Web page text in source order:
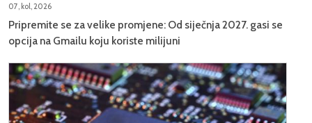
07, kol, 2026
Pripremite se za velike promjene: Od siječnja 2027. gasi se
opcija na Gmailu koju koriste milijuni